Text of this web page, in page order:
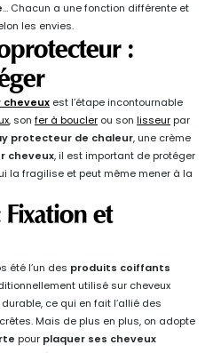
… Chacun a une fonction différente et
les envies.
:
est l’étape incontournable
, son fer à boucler ou son lisseur par
protecteur de chaleur, une crème
cheveux, il est important de protéger
la fragilise et peut même mener à la
et
été l’un des produits coiffants
utilisé sur cheveux
ce qui en fait l’allié des
Mais de plus en plus, on adopte
pour plaquer ses cheveux